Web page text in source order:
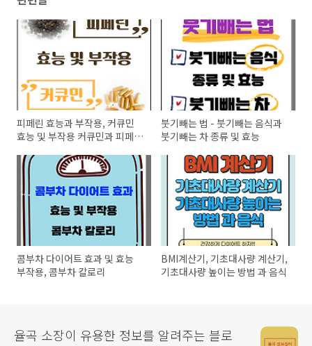
피페린 효능과 부작용, 커큐민
효능 및 부작용 커큐민과 피페린
붓기빼는 법 - 붓기빼는 음식과
붓기빼는 차 종류 및 효능
콤부차 다이어트 효과 및 효능
부작용, 콤부차 칼로리
BMI계산기, 기초대사량 계산기,
기초대사량 높이는 방법 과 음식
율곡 소장이 유용한 정보를 알려주는 블로